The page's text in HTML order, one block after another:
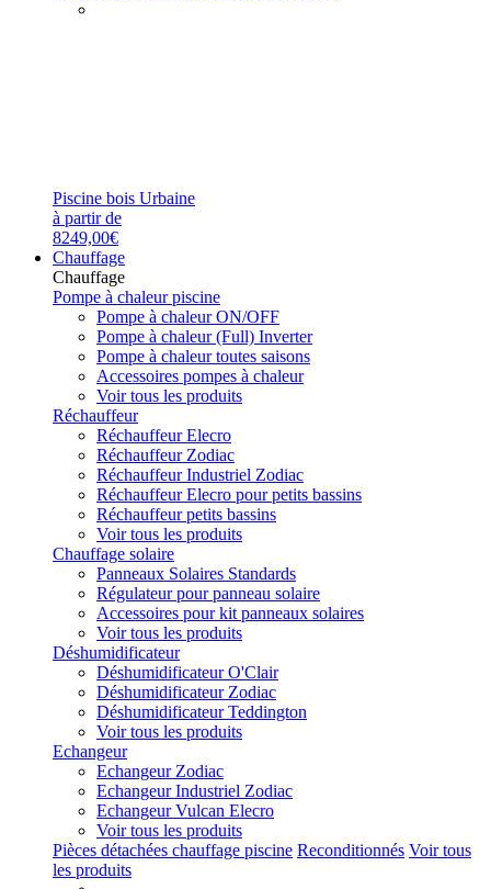
Piscine bois Urbaine
à partir de
8249,00€
Chauffage
Chauffage
Pompe à chaleur piscine
Pompe à chaleur ON/OFF
Pompe à chaleur (Full) Inverter
Pompe à chaleur toutes saisons
Accessoires pompes à chaleur
Voir tous les produits
Réchauffeur
Réchauffeur Elecro
Réchauffeur Zodiac
Réchauffeur Industriel Zodiac
Réchauffeur Elecro pour petits bassins
Réchauffeur petits bassins
Voir tous les produits
Chauffage solaire
Panneaux Solaires Standards
Régulateur pour panneau solaire
Accessoires pour kit panneaux solaires
Voir tous les produits
Déshumidificateur
Déshumidificateur O'Clair
Déshumidificateur Zodiac
Déshumidificateur Teddington
Voir tous les produits
Echangeur
Echangeur Zodiac
Echangeur Industriel Zodiac
Echangeur Vulcan Elecro
Voir tous les produits
Pièces détachées chauffage piscine Reconditionnés Voir tous
les produits